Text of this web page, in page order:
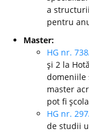
a
pentru
Master:
HG nr.
şi 2 la
domeniile
master
pot fi
HG nr.
de studii